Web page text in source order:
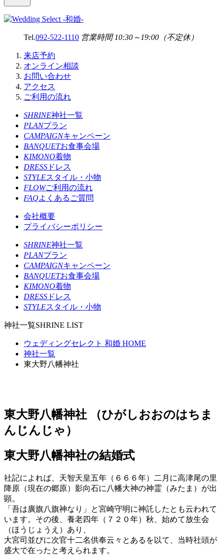
Tel.092-522-1110 営業時間 10:30～19:00（不定休）
来店予約
オンライン相談
お問い合わせ
アクセス
ご利用の流れ
SHRINE神社一覧
PLANプラン
CAMPAIGNキャンペーン
BANQUETお食事会場
KIMONO着物
DRESS ドレス
STYLEスタイル・小物
FLOWご利用の流れ
FAQよくあるご質問
会社概要
プライバシーポリシー
SHRINE神社一覧
PLANプラン
CAMPAIGNキャンペーン
BANQUETお食事会場
KIMONO着物
DRESS ドレス
STYLEスタイル・小物
神社一覧SHRINE LIST
ウェディングセレクト 和婚 HOME
神社一覧
東大野八幡神社
東大野八幡神社
（ひがしおおのはちま
んじんじゃ）
東大野八幡神社の結婚式
社記によれば、天智天皇五年（６６６年）二月に高津尾の里
降原（現在の郷原）影向石に八幡大神の神霊（みたま）が出
顕。
「吾は廣旗八旗神なり」と宮崎守明に神託したとも云われて
います。その後、養老四年（７２０年）秋、始めて放生会
（ほうじょうえ）あり、
大宮司並びに次官十二名供奉云々とあるを以て、当時社頭が
盛大で在ったと考えられます。